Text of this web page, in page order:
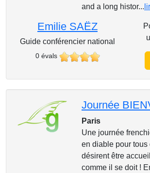
and a long histor...
Emilie SAËZ
Guide conférencier national
0 évals
Paris
Une journée
en diable pour tous
désirent être
comme il se doit !